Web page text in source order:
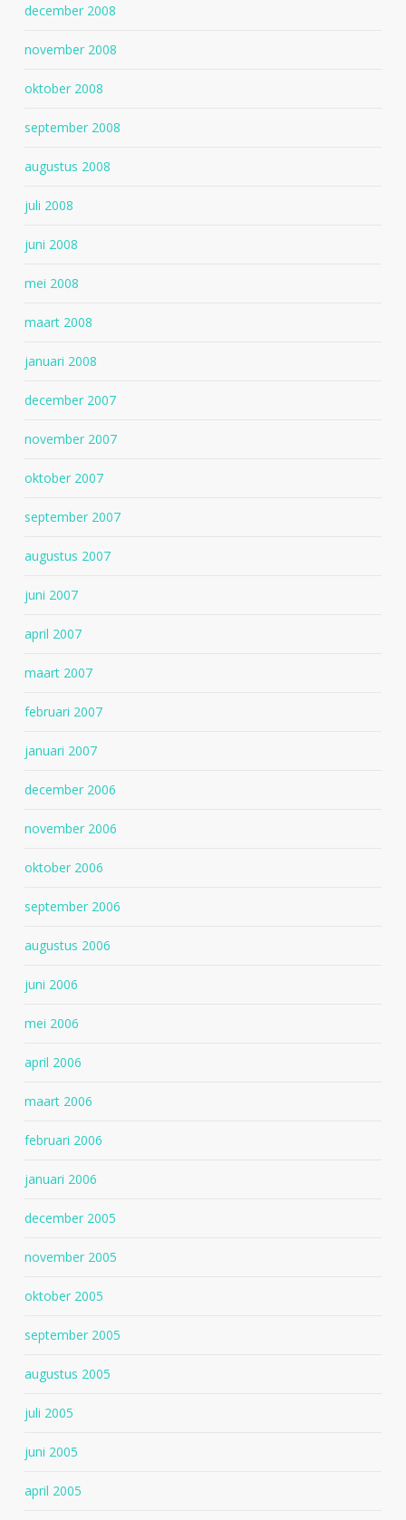
december 2008
november 2008
oktober 2008
september 2008
augustus 2008
juli 2008
juni 2008
mei 2008
maart 2008
januari 2008
december 2007
november 2007
oktober 2007
september 2007
augustus 2007
juni 2007
april 2007
maart 2007
februari 2007
januari 2007
december 2006
november 2006
oktober 2006
september 2006
augustus 2006
juni 2006
mei 2006
april 2006
maart 2006
februari 2006
januari 2006
december 2005
november 2005
oktober 2005
september 2005
augustus 2005
juli 2005
juni 2005
april 2005